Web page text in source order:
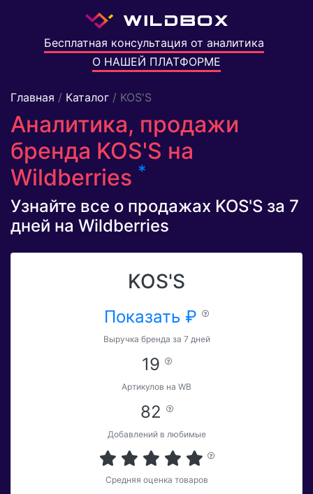
Бесплатная консультация от аналитика
О НАШЕЙ ПЛАТФОРМЕ
Главная / Каталог / KOS'S
Аналитика, продажи
бренда KOS'S на
Wildberries *
Узнайте все о продажах KOS'S за 7
дней на Wildberries
KOS'S
Показать ₽
Выручка бренда за 7 дней
19
Артикулов на WB
82
Добавлений в любимые
Средняя оценка товаров